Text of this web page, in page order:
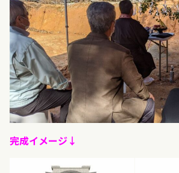
完成イメージ↓